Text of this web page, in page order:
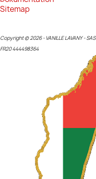
Sitemap
Copyright © 2026 - VANILLE LAVANY -
FR20 444498364